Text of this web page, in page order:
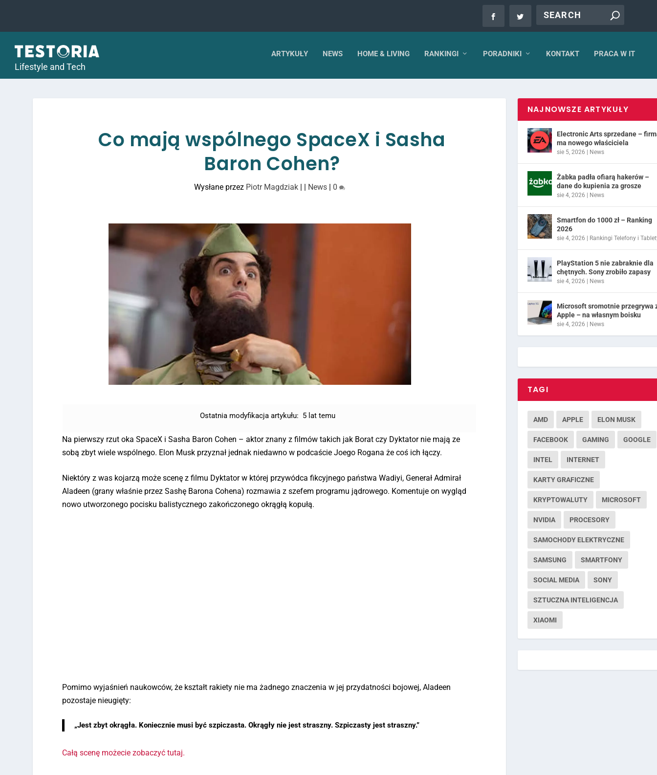
Lifestyle and Tech
ARTYKUŁY NEWS HOME & LIVING RANKINGI PORADNIKI KONTAKT PRACA W IT
Co mają wspólnego SpaceX i Sasha
Baron Cohen?
Wysłane przez Piotr Magdziak| | News| 0
Ostatnia modyfikacja artykułu: 5 lat temu
Na pierwszy rzut oka SpaceX i Sasha Baron Cohen – aktor znany z filmów takich jak Borat czy Dyktator nie mają ze
sobą zbyt wiele wspólnego. Elon Musk przyznał jednak niedawno w podcaście Joego Rogana że coś ich łączy.
Niektóry z was kojarzą może scenę z filmu Dyktator w której przywódca fikcyjnego państwa Wadiyi, Generał Admirał
Aladeen (grany właśnie przez Sashę Barona Cohena) rozmawia z szefem programu jądrowego. Komentuje on wygląd
nowo utworzonego pocisku balistycznego zakończonego okrągłą kopułą.
Pomimo wyjaśnień naukowców, że kształt rakiety nie ma żadnego znaczenia w jej przydatności bojowej, Aladeen
pozostaje nieugięty:
„Jest zbyt okrągła. Koniecznie musi być szpiczasta. Okrągły nie jest straszny. Szpiczasty jest straszny.”
Całą scenę możecie zobaczyć tutaj.
NAJNOWSZE ARTYKUŁY
Electronic Arts sprzedane –
ma nowego właściciela
sie 5, 2026 | News
Żabka padła ofiarą hakerów –
dane do kupienia za grosze
sie 4, 2026 | News
Smartfon do 1000 zł – Ranking
2026
sie 4, 2026 | Rankingi Telefony i
PlayStation 5 nie zabraknie dla
chętnych. Sony zrobiło zapasy
sie 4, 2026 | News
Microsoft sromotnie przegrywa
Apple – na własnym boisku
sie 4, 2026 | News
TAGI
AMD APPLE ELON MUSK
FACEBOOK GAMING GOOGLE
INTEL INTERNET
KARTY GRAFICZNE
KRYPTOWALUTY MICROSOFT
NVIDIA PROCESORY
SAMOCHODY ELEKTRYCZNE
SAMSUNG SMARTFONY
SOCIAL MEDIA SONY
SZTUCZNA INTELIGENCJA
XIAOMI